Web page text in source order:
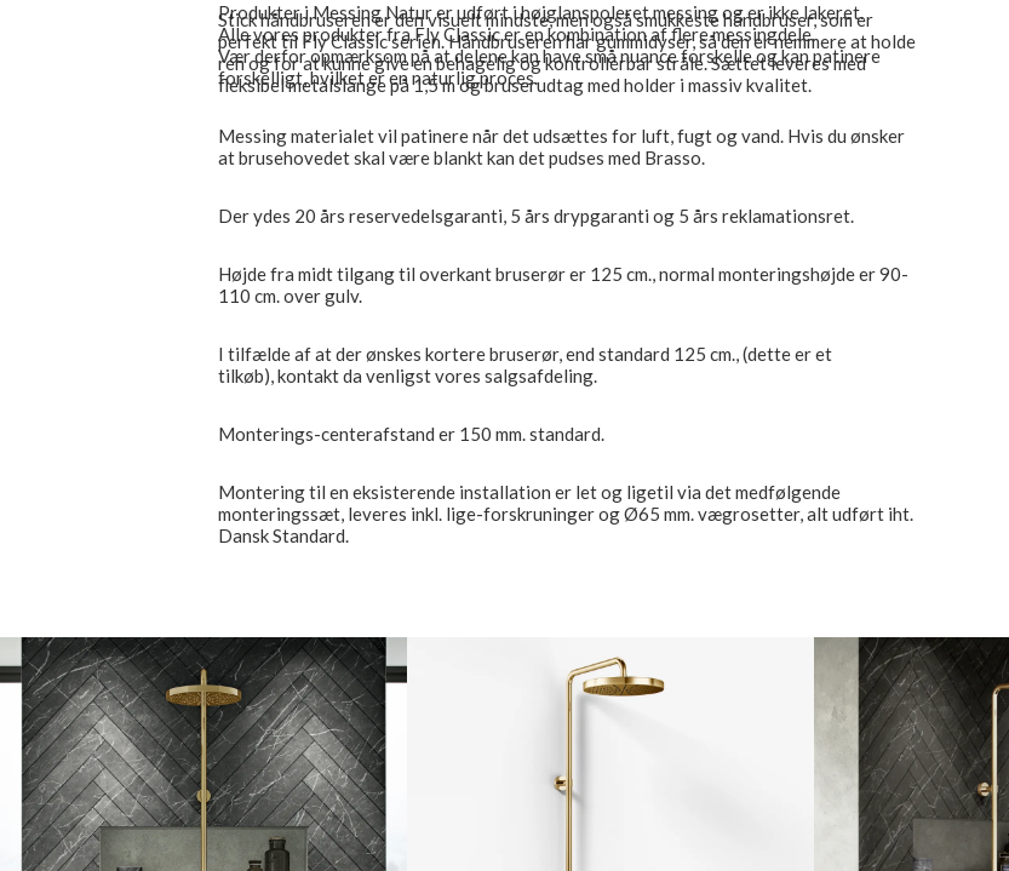
Stick håndbruseren er den visuelt mindste, men også smukkeste håndbruser, som er
perfekt til Fly Classic serien. Håndbruseren har gummidyser, så den er nemmere at holde
ren og for at kunne give en behagelig og kontrollérbar stråle. Sættet leveres med
fleksibel metalslange på 1,5 m og bruserudtag med holder i massiv kvalitet.
Produkter i Messing Natur er udført i højglanspoleret messing og er ikke lakeret.
Alle vores produkter fra Fly Classic er en kombination af flere messingdele.
Vær derfor opmærksom på at delene kan have små nuance forskelle og kan patinere
forskelligt, hvilket er en naturlig proces.
Messing materialet vil patinere når det udsættes for luft, fugt og vand. Hvis du ønsker
at brusehovedet skal være blankt kan det pudses med Brasso.
Der ydes 20 års reservedelsgaranti, 5 års drypgaranti og 5 års reklamationsret.
Højde fra midt tilgang til overkant bruserør er 125 cm., normal monteringshøjde er 90-
110 cm. over gulv.
I tilfælde af at der ønskes kortere bruserør, end standard 125 cm., (dette er et
tilkøb), kontakt da venligst vores salgsafdeling.
Monterings-centerafstand er 150 mm. standard.
Montering til en eksisterende installation er let og ligetil via det medfølgende
monteringssæt, leveres inkl. lige-forskruninger og Ø65 mm. vægrosetter, alt udført iht.
Dansk Standard.